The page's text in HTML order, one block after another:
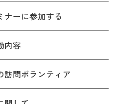
ナーに参加する
内容
訪問ボランティア